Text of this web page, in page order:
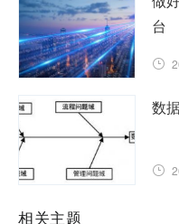
台
数
相关主题